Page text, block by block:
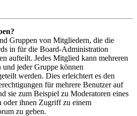
Gruppen von Mitgliedern, die die
in für die Board-Administration
aufteilt. Jedes Mitglied kann mehreren
und jeder Gruppe können
werden. Dies erleichtert es den
für mehrere Benutzer auf
sie zum Beispiel zu Moderatoren eines
oder ihnen Zugriff zu einem
zu geben.